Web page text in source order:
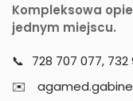
Kompleksowa
jednym miejscu.
📞 728 707 077, 732
✉️